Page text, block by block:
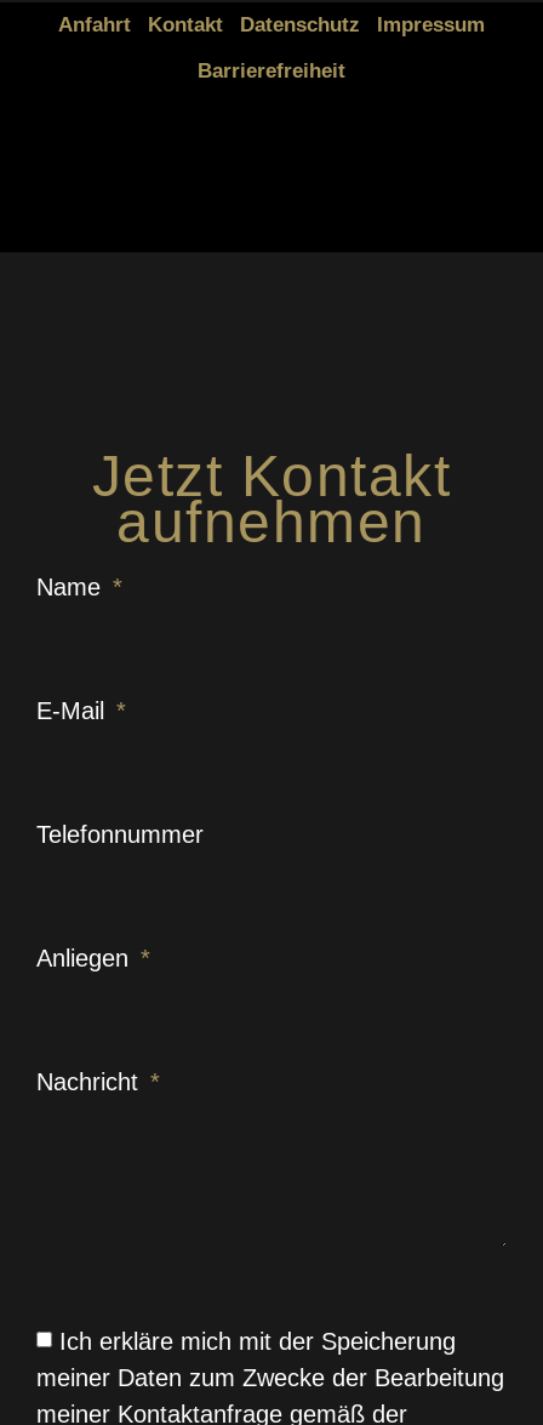
Anfahrt Kontakt Datenschutz
Impressum
Barrierefreiheit
Jetzt Kontakt
aufnehmen
Name
E-Mail
Telefonnummer
Anliegen
Nachricht
Ich erkläre mich mit der Speicherung
meiner Daten zum Zwecke der Bearbeitung
meiner Kontaktanfrage gemäß der